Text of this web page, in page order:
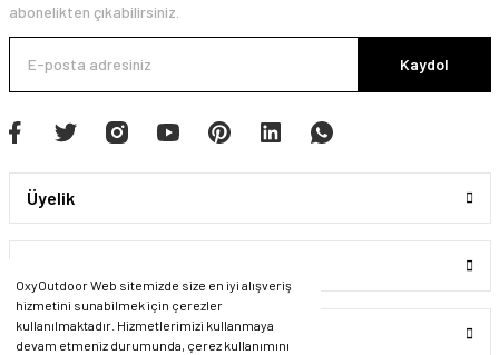
OxyOutdoor Web sitemizde size en iyi alışveriş
hizmetini sunabilmek için çerezler
kullanılmaktadır. Hizmetlerimizi kullanmaya
devam etmeniz durumunda, çerez kullanımını
abonelikten çıkabilirsiniz.
Kaydol
Üyelik
Alışveriş